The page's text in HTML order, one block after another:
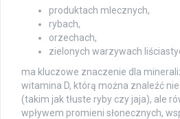
produktach mlecznych,
rybach,
orzechach,
zielonych warzywach
ma kluczowe znaczenie dla
witamina D, którą można znaleźć
(takim jak tłuste ryby czy jaja), ale
wpływem promieni słonecznych,